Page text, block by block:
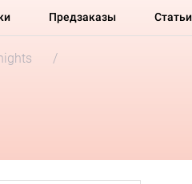
Предзаказы Статьи